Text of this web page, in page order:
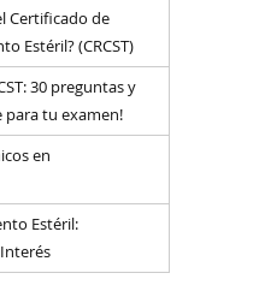
Certificado de
Estéril? (CRCST)
30 preguntas y
para tu examen!
en
Estéril: